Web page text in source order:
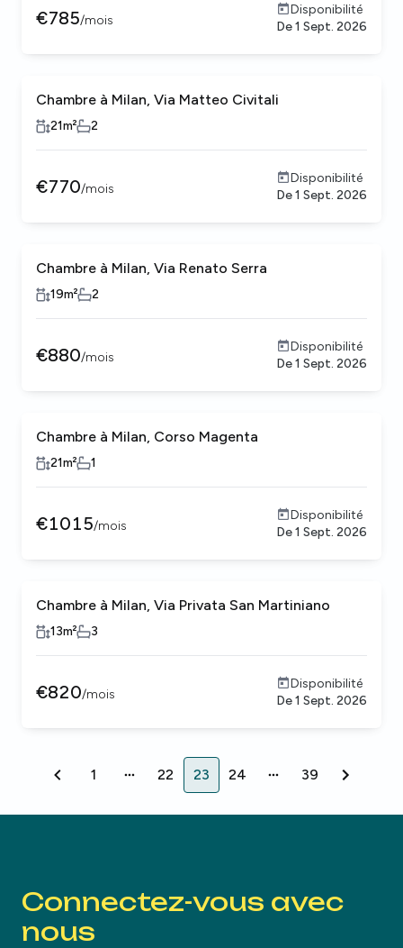
€785/mois
Disponibilité
De1 Sept. 2026
Chambre à Milan, Via Matteo Civitali
21m² 2
€770/mois
Disponibilité
De1 Sept. 2026
Chambre à Milan, Via Renato Serra
19m² 2
€880/mois
Disponibilité
De1 Sept. 2026
Chambre à Milan, Corso Magenta
21m² 1
€1015/mois
Disponibilité
De1 Sept. 2026
Chambre à Milan, Via Privata San Martiniano
13m² 3
€820/mois
Disponibilité
De1 Sept. 2026
1 22 23 24
39
Connectez-vous avec
nous